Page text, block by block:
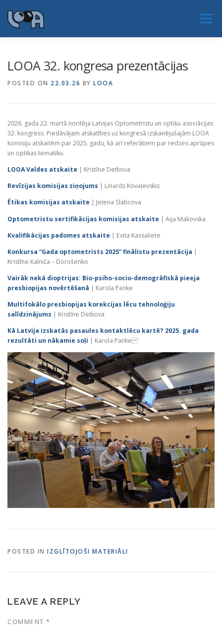
content
Menu
KONTAKTI
LOOA 32. kongresa prezentācijas
POSTED ON 22.03.26 BY LOOA
2026. gada 22. martā noritēja Latvijas Optometristu un optiķu asociācijas
32. kongress. Piedāvājam atskatīties uz kongresā izskanējušajām LOOA
komisiju atskaitēm par 2025. gadu, kā arī referātiem par redzes aprūpes
un optikas tematiku.
LOOA Valdes atskaite | Kristīne Detkova
Revīzijas komisijas ziņojums | Linards Kovaļevskis
Ētikas komisijas atskaite | Jeļena Slabcova
Optometristu sertifikācijas komisijas atskaite | Aija Makovska
Kvalifikācijas padomes atskaite | Evita Kassaliete
Konkursa “Gada optometrists 2025” finālistu prezentācija |
Kristīne Kalniča – Dorošenko
Vairāk nekā dioptrijas: Bio-psiho-socio-demogrāfiskā pieeja
presbiopijas novērtēšanā | Karola Panke
Multifokālo presbiopijas korekcijas lēcu tehnoloģiju
salīdzinājums | Kristīne Detkova
Kā Latvija izskatās pasaules kontaktlēcu kartē? 2025. gada
rezultāti un nākamie soļi | Karola Panke
POSTED IN IZGLĪTOJOŠI MATERIĀLI
LEAVE A REPLY
COMMENT *